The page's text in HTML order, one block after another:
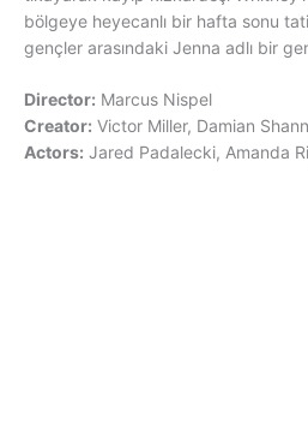
bölgeye heyecanlı bir hafta sonu
gençler arasındaki Jenna adlı bir
Director: Marcus Nispel
Creator: Victor Miller, Damian
Actors: Jared Padalecki, Amanda